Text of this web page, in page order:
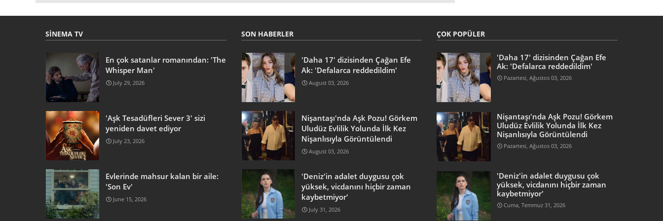
SINEMA TV
En çok satanlar romanından: 'The
Whisper Man'
July 29, 2026
'Aşk Tesadüfleri Sever 3' sizi
yeniden davet ediyor
July 23, 2026
Evlerinde mahsur kalan bir aile:
'Son Ev'
June 15, 2026
SON HABERLER
'Daha 17' dizisinden Çağan Efe
Ak: 'Defalarca reddedildim'
August 03, 2026
Nişantaşı'nda Aşk Pozu! Görkem
Uludüz Evlilik Yolunda İlk Kez
Nişanlısıyla Görüntülendi
August 03, 2026
'Deniz'in adalet duygusu çok
yüksek, vicdanını hiçbir zaman
kaybetmiyor'
July 31, 2026
ÇOK POPÜLER
'Daha 17' dizisinden Çağan Efe
Ak: 'Defalarca reddedildim'
Pazartesi, Ağustos 03, 2026
Nişantaşı'nda Aşk Pozu! Görkem
Uludüz Evlilik Yolunda İlk Kez
Nişanlısıyla Görüntülendi
Pazartesi, Ağustos 03, 2026
'Deniz'in adalet duygusu çok
yüksek, vicdanını hiçbir zaman
kaybetmiyor'
Cuma, Temmuz 31, 2026